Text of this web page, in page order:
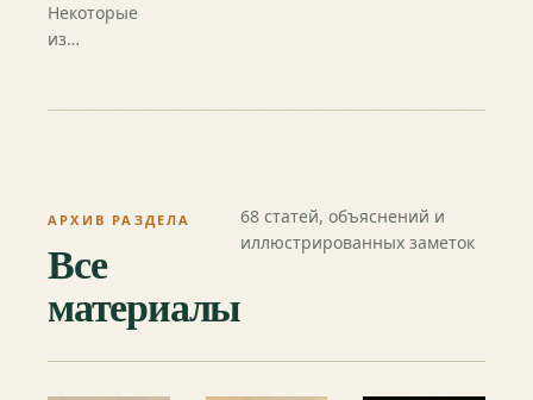
Некоторые
из…
АРХИВ РАЗДЕЛА
Все
материалы
68 статей, объяснений и
иллюстрированных заметок